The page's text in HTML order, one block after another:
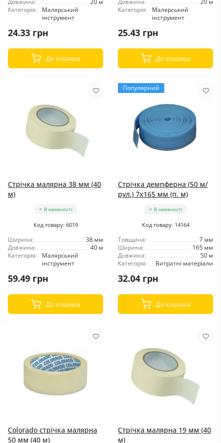
Довжина:
20 м
Категорія:
Малярський
інструмент
24.33 грн
До кошика
Довжина:
20 м
Категорія:
Малярський
інструмент
25.43 грн
До кошика
Стрічка малярна 38 мм (40
м)
В наявності
Код товару: 6019
Ширина:
38 мм
Довжина:
40 м
Категорія:
Малярський
інструмент
59.49 грн
До кошика
Популярний
Стрічка демпферна (50 м/
рул.) 7x165 мм (п. м)
В наявності
Код товару: 14164
Товщина:
7 мм
Ширина:
165 мм
Довжина:
50 м
Категорія:
Витратні матеріали
32.04 грн
До кошика
Colorado стрічка малярна
50 мм (40 м)
Стрічка малярна 19 мм (40
м)